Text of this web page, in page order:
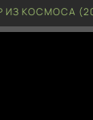
ИЗ КОСМОСА